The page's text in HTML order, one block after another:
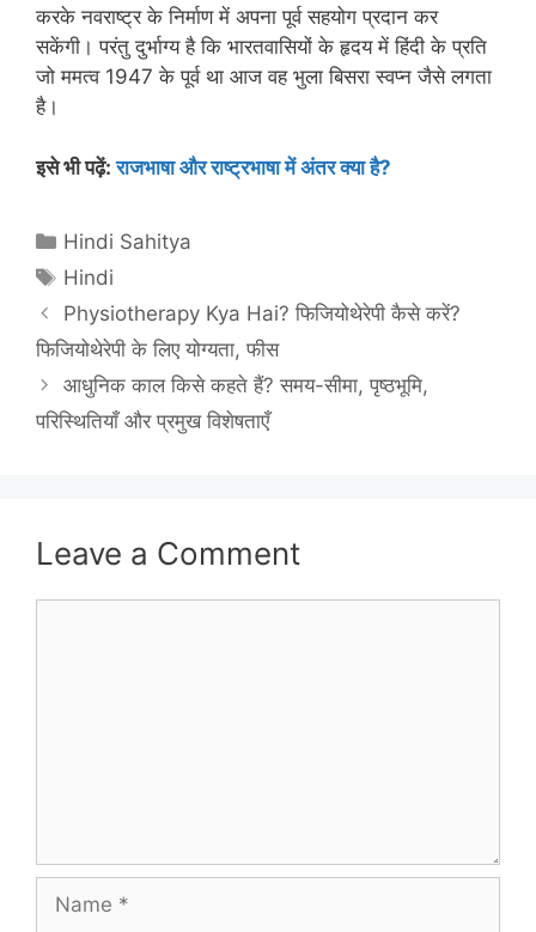
करके नवराष्ट्र के निर्माण में अपना पूर्व सहयोग प्रदान कर
सकेंगी। परंतु दुर्भाग्य है कि भारतवासियों के हृदय में हिंदी के प्रति
जो ममत्व 1947 के पूर्व था आज वह भुला बिसरा स्वप्न जैसे लगता
है।
इसे भी पढ़ें:राजभाषा और राष्ट्रभाषा में अंतर क्या है?
Categories
Hindi Sahitya
Tags
Hindi
Physiotherapy Kya Hai? फिजियोथेरेपी कैसे करें?
फिजियोथेरेपी के लिए योग्यता, फीस
आधुनिक काल किसे कहते हैं? समय-सीमा, पृष्ठभूमि,
परिस्थितियाँ और प्रमुख विशेषताएँ
Leave a Comment